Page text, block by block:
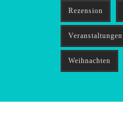
Rezension
Veranstaltungen
Weihnachten